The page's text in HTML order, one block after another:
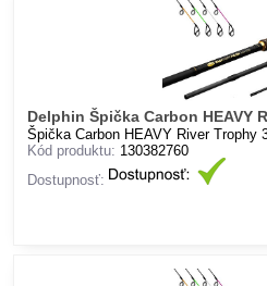
Delphin Špička Carbon HEAVY
Špička Carbon HEAVY River Trophy
Kód produktu: 130382760
Dostupnosť: